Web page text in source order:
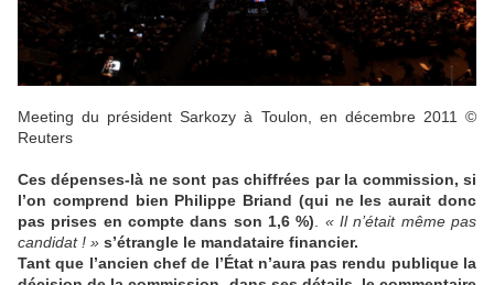
Meeting du président Sarkozy à Toulon, en décembre 2011 ©
Reuters
Ces dépenses-là ne sont pas chiffrées par la commission, si
l’on comprend bien Philippe Briand (qui ne les aurait donc
pas prises en compte dans son 1,6 %)
« Il n’était même pas
candidat ! » s’étrangle le mandataire financier.
Tant que l’ancien chef de l’État n’aura pas rendu publique la